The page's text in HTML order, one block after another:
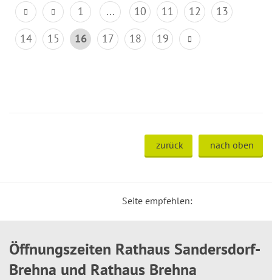
1 ... 10 11 12
13
14
15 16 17 18 19
zurück nach oben
Seite empfehlen:
Öffnungszeiten Rathaus Sandersdorf-
Brehna und Rathaus Brehna